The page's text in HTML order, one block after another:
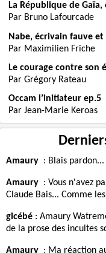
La République de Gaïa,
Par Bruno Lafourcade
Nabe, écrivain fauve
Par Maximilien Friche
Le courage contre son
Par Grégory Rateau
Occam l’initiateur ep.5
Par Jean-Marie Keroas
Amaury : Blais
Amaury : Vous n'avez
Claude Bais... Comme
gicébé: Amaury
de la prose des incultes
Amaury : Ma réaction